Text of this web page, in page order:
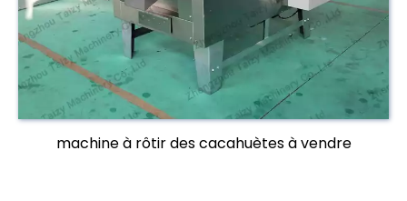
machine à rôtir des cacahuètes à vendre